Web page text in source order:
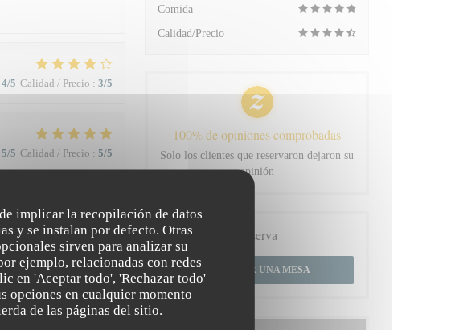
implicar la recopilación de datos
y se instalan por defecto. Otras
sirven para analizar su
ejemplo, relacionadas con redes
en 'Aceptar todo', 'Rechazar todo'
opciones en cualquier momento
de las páginas del sitio.
4/5 Calidad / Precio : 3/5
5/5 Calidad / Precio : 5/5
par le service du
Calidad / Precio 4/5
Comida
Calidad/Precio
100% de opiniones comprobadas
Solo los clientes que reservaron dejaron su
opinión
Reserva
RESERVAR UNA MESA